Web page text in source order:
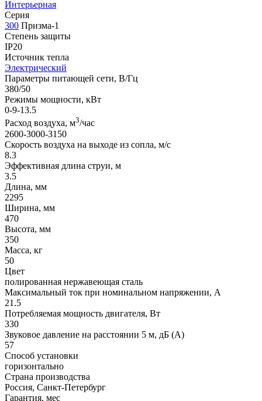
Интерьерная
Серия
300 Призма-1
Степень защиты
IP20
Источник тепла
Электрический
Параметры питающей сети, В/Гц
380/50
Режимы мощности, кВт
0-9-13.5
Расход воздуха, м3/час
2600-3000-3150
Скорость воздуха на выходе из сопла, м/с
8.3
Эффективная длина струи, м
3.5
Длина, мм
2295
Ширина, мм
470
Высота, мм
350
Масса, кг
50
Цвет
полированная нержавеющая сталь
Максимальный ток при номинальном напряжении, A
21.5
Потребляемая мощность двигателя, Вт
330
Звуковое давление на расстоянии 5 м, дБ (A)
57
Способ установки
горизонтально
Страна производства
Россия, Санкт-Петербург
Гарантия, мес